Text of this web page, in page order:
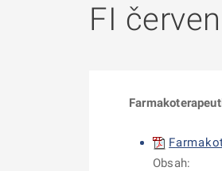
FI
F
Obsah: